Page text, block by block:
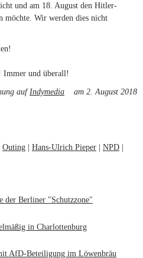
und am 18. August den Hitler-
möchte. Wir werden dies nicht
Immer und überall!
aufIndymedia (link is external)
am 2. August 2018
Outing Hans-Ulrich Pieper
NPD
der Berliner "Schutzzone"
in Charlottenburg
AfD-Beteiligung im Löwenbräu